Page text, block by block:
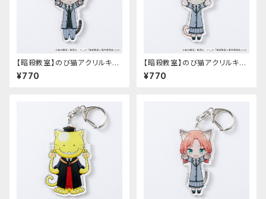
【暗殺教室】のび猫アクリルキー
ホルダー（磯貝 悠馬）
¥770
【暗殺教室】のび猫アクリルキー
ホルダー（茅野 カエデ）
¥770